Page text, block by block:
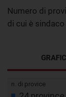
Numero di
di cui è